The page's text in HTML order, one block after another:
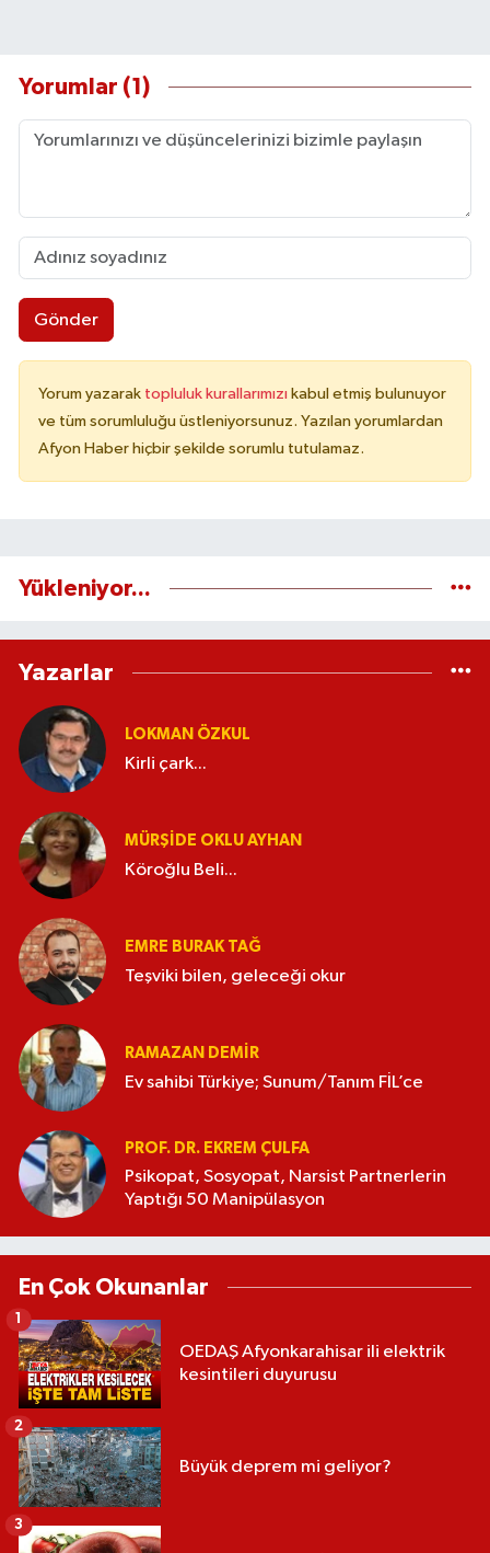
Yorumlar (1)
Gönder
Yorum yazarak topluluk kurallarımızı kabul etmiş bulunuyor
ve tüm sorumluluğu üstleniyorsunuz. Yazılan yorumlardan
Afyon Haber hiçbir şekilde sorumlu tutulamaz.
Yükleniyor...
Yazarlar
LOKMAN ÖZKUL
Kirli çark...
MÜRŞIDE OKLU AYHAN
Köroğlu Beli...
EMRE BURAK TAĞ
Teşviki bilen, geleceği okur
RAMAZAN DEMİR
Ev sahibi Türkiye; Sunum/Tanım FİL’ce
PROF. DR. EKREM ÇULFA
Psikopat, Sosyopat, Narsist Partnerlerin
Yaptığı 50 Manipülasyon
En Çok Okunanlar
OEDAŞ Afyonkarahisar ili elektrik
kesintileri duyurusu
1
Büyük deprem mi geliyor?
2
3